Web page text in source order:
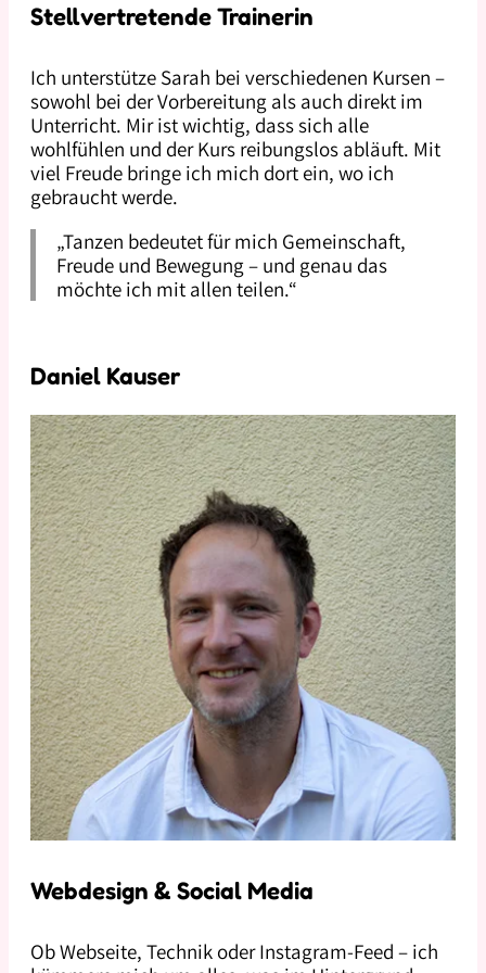
Stellvertretende Trainerin
Ich unterstütze Sarah bei verschiedenen Kursen –
sowohl bei der Vorbereitung als auch direkt im
Unterricht. Mir ist wichtig, dass sich alle
wohlfühlen und der Kurs reibungslos abläuft. Mit
viel Freude bringe ich mich dort ein, wo ich
gebraucht werde.
„Tanzen bedeutet für mich Gemeinschaft,
Freude und Bewegung – und genau das
möchte ich mit allen teilen.“
Daniel Kauser
Webdesign & Social Media
Ob Webseite, Technik oder Instagram-Feed – ich